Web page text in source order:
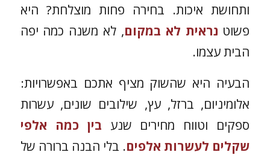
ותחושת איכות. בחירה פחות מוצלחת? היא
פשוט נראית לא במקום, לא משנה כמה יפה
הבית עצמו.
הבעיה היא שהשוק מציף אתכם באפשרויות:
אלומיניום, ברזל, עץ, שילובים שונים, עשרות
ספקים וטווח מחירים שנע בין כמה אלפי
שקלים לעשרות אלפים. בלי הבנה ברורה של